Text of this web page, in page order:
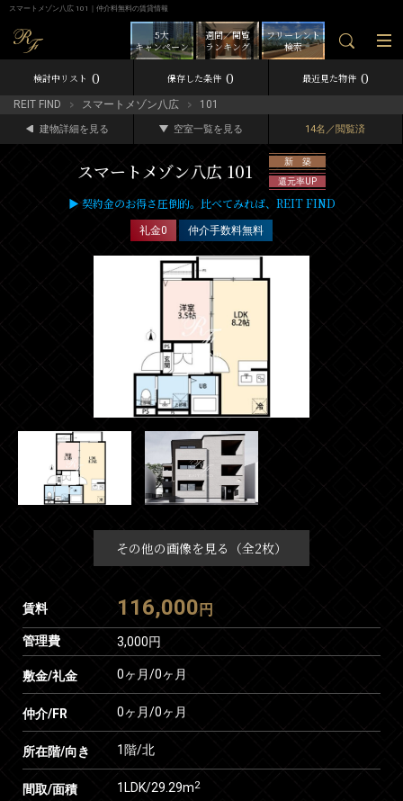
スマートメゾン八広 101｜仲介料無料の賃貸情報
フリーレント
検索
週間／閲覧
ランキング
5大
キャンペーン
検討中リスト 0 保存した条件 0 最近見た物件 0
REIT FIND スマートメゾン八広 101
建物詳細を見る 空室一覧を見る 14名／閲覧済
スマートメゾン八広 101
新 築
還元率UP
▶ 契約金のお得さ圧倒的。比べてみれば、REIT FIND
礼金0 仲介手数料無料
その他の画像を見る（全2枚）
賃料 116,000 円
管理費 3,000円
敷金/礼金 0ヶ月/0ヶ月
仲介/FR 0ヶ月/0ヶ月
所在階/向き 1階/北
間取/面積 1LDK/29.29m2